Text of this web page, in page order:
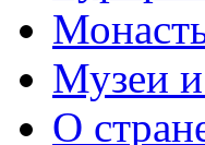
Музеи и
О